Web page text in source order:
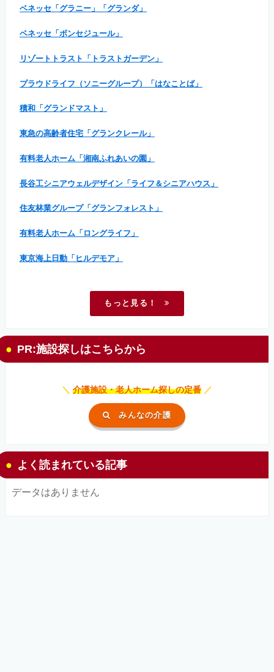
ベネッセ「グラニー」「グランダ」
ベネッセ「ボンセジュール」
リゾートトラスト「トラストガーデン」
プラウドライフ（ソニーグループ）「はなことば」
積和「グランドマスト」
東急の高齢者住宅「グランクレール」
有料老人ホーム「湘南ふれあいの園」
長谷工シニアウェルデザイン「ライフ＆シニアハウス」
住友林業グループ「グランフォレスト」
有料老人ホーム「ロングライフ」
東京海上日動「ヒルデモア」
もっと見る！
PR:施設探しはこちらから
＼ 介護施設・老人ホーム探しの定番 ／
みんなの介護
よく読まれている記事
データはありません